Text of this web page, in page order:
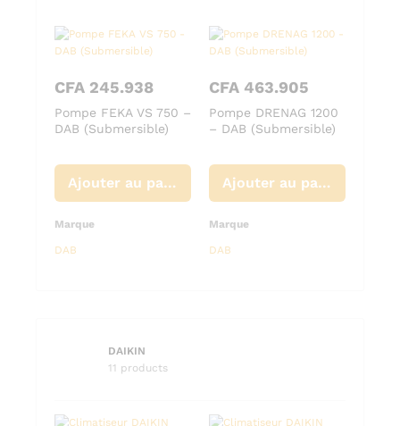
CFA 245.938
Pompe FEKA VS 750 –
DAB (Submersible)
Ajouter au panier
Marque
DAB
CFA 463.905
Pompe DRENAG 1200
– DAB (Submersible)
Ajouter au panier
Marque
DAB
DAIKIN
11 products